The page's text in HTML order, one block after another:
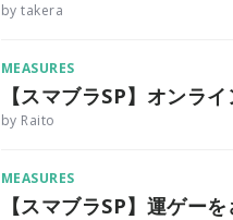
by takera
MEASURES
【スマブラSP】オンラ
by Raito
MEASURES
【スマブラSP】運ゲー